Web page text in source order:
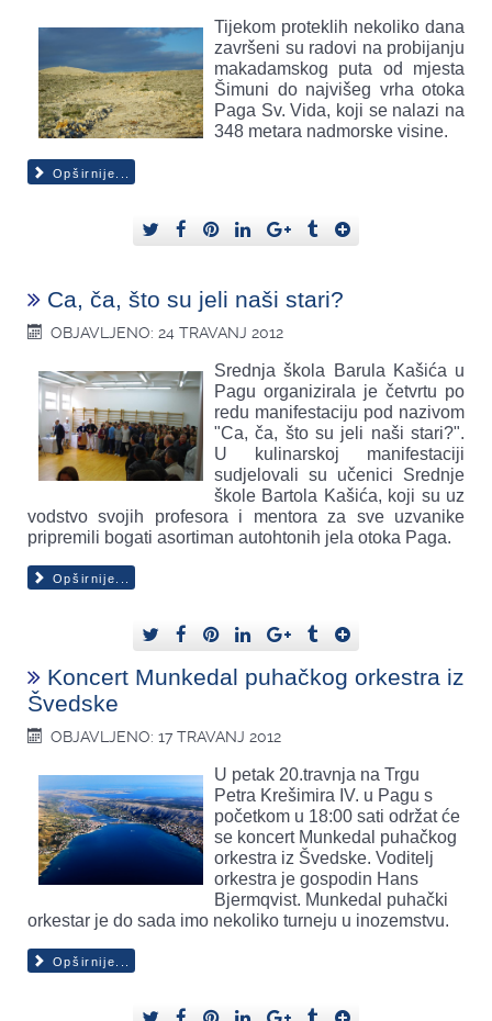
Tijekom proteklih nekoliko dana
završeni su radovi na probijanju
makadamskog puta od mjesta
Šimuni do najvišeg vrha otoka
Paga Sv. Vida, koji se nalazi na
348 metara nadmorske visine.
Opširnije...
Ca, ča, što su jeli naši stari?
OBJAVLJENO: 24 TRAVANJ 2012
Srednja škola Barula Kašića u
Pagu organizirala je četvrtu po
redu manifestaciju pod nazivom
"Ca, ča, što su jeli naši stari?".
U kulinarskoj manifestaciji
sudjelovali su učenici Srednje
škole Bartola Kašića, koji su uz
vodstvo svojih profesora i mentora za sve uzvanike
pripremili bogati asortiman autohtonih jela otoka Paga.
Opširnije...
Koncert Munkedal puhačkog orkestra iz
Švedske
OBJAVLJENO: 17 TRAVANJ 2012
U petak 20.travnja na Trgu
Petra Krešimira IV. u Pagu s
početkom u 18:00 sati održat će
se koncert Munkedal puhačkog
orkestra iz Švedske. Voditelj
orkestra je gospodin Hans
Bjermqvist. Munkedal puhački
orkestar je do sada imo nekoliko turneju u inozemstvu.
Opširnije...